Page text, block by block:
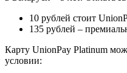
10 рублей стоит
135 рублей –
Карту UnionPay Platinum
условии: